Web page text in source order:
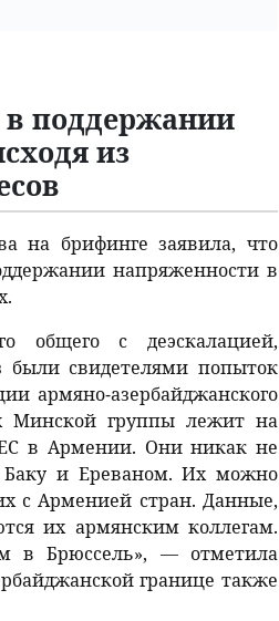
в поддержании
из
на брифинге заявила, что
напряженности в
общего с деэскалацией,
свидетелями попыток
армяно-азербайджанского
Минской группы лежит на
в Армении. Они никак не
Баку и Ереваном. Их можно
с Арменией стран. Данные,
их армянским коллегам.
в Брюссель», — отметила
границе также